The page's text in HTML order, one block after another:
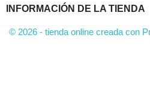
INFORMACIÓN DE LA TIENDA
© 2026 - tienda online creada con